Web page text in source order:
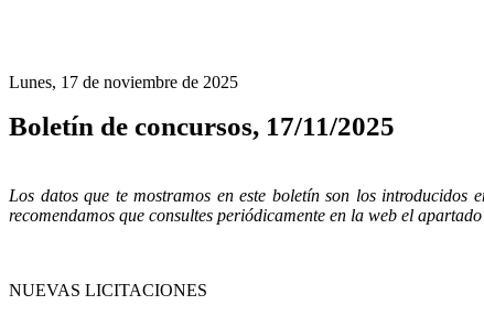
Lunes, 17 de noviembre de 2025
Boletín de concursos, 17/11/2025
Los datos que te mostramos en este boletín son los
recomendamos que consultes periódicamente en la web el
NUEVAS LICITACIONES